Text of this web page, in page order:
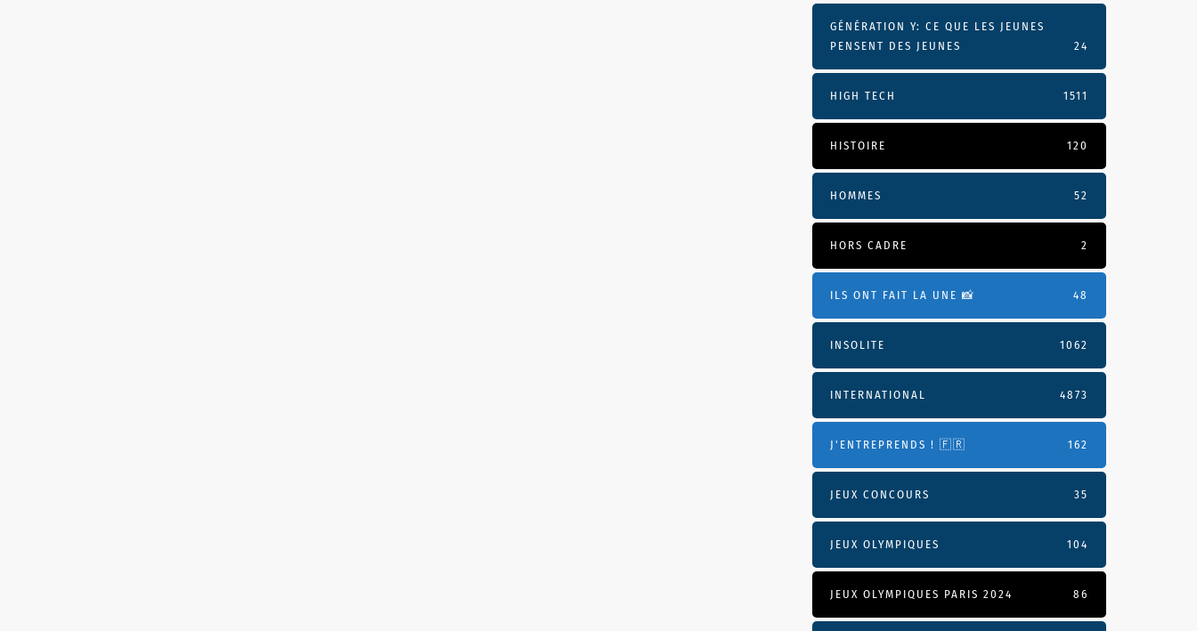
GÉNÉRATION Y: CE QUE LES JEUNES
PENSENT DES JEUNES
24
HIGH TECH 1511
HISTOIRE 120
HOMMES 52
HORS CADRE 2
ILS ONT FAIT LA UNE 📸 48
INSOLITE 1062
INTERNATIONAL 4873
J'ENTREPRENDS ! 🇫🇷 162
JEUX CONCOURS 35
JEUX OLYMPIQUES 104
JEUX OLYMPIQUES PARIS 2024 86